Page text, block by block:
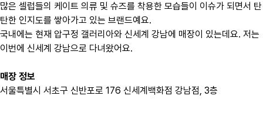
많은 셀럽들의 케이트 의류 및 슈즈를 착용한 모습들이 이슈가 되면서 탄
탄한 인지도를 쌓아가고 있는 브랜드예요.
국내에는 현재 압구정 갤러리아와 신세계 강남에 매장이 있는데요. 저는
이번에 신세계 강남으로 다녀왔어요.
매장 정보
서울특별시 서초구 신반포로 176 신세계백화점 강남점, 3층